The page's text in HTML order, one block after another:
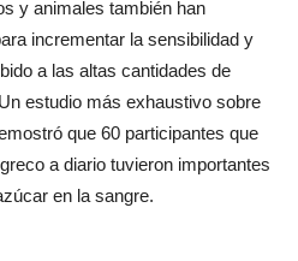
y animales también han
incrementar la sensibilidad y
a las altas cantidades de
estudio más exhaustivo sobre
que 60 participantes que
a diario tuvieron importantes
en la sangre.